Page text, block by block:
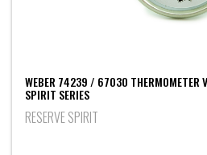
WEBER 74239 / 67030 THERMOMETER
SPIRIT SERIES
RESERVE SPIRIT